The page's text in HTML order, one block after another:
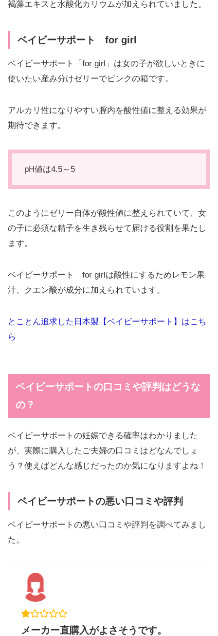
褐藻エキスと水酸化カリウムが加えられていました。
ベイビーサポート for girl
ベイビーサポート「for girl」は女の子が欲しいときに
使いたい産み分けゼリーでピンクの箱です。
アルカリ性になりやすい膣内を酸性値に整える効果が
期待できます。
pH値は4.5～5
このようにゼリー自体が酸性値に整えられていて、女
の子に必須な精子を生き残らせて届ける役割を果たし
ます。
ベイビーサポート for girlは酸性にするためレモン果
汁、クエン酸が成分に加えられています。
とことん追求した日本製【ベイビーサポート】はこち
ら
ベイビーサポートの口コミや評判はどうな
の？
ベイビーサポートの妊娠できる確率はわかりました
が、実際に購入したご夫婦の口コミはどなんでしょ
う？使えばどんな感じだったのか気になりますよね！
ベイビーサポートの悪い口コミや評判
ベイビーサポートの悪い口コミや評判を調べてみまし
た。
メーカー直購入がよさそうです。